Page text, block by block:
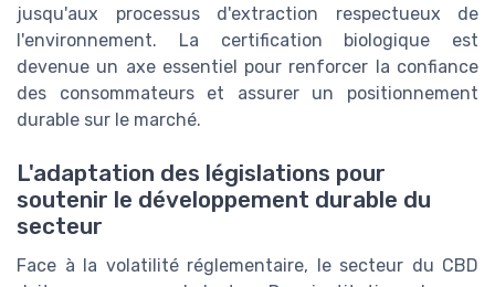
jusqu'aux processus d'extraction respectueux de
l'environnement. La certification biologique est
devenue un axe essentiel pour renforcer la confiance
des consommateurs et assurer un positionnement
durable sur le marché.
L'adaptation des législations pour
soutenir le développement durable du
secteur
Face à la volatilité réglementaire, le secteur du CBD